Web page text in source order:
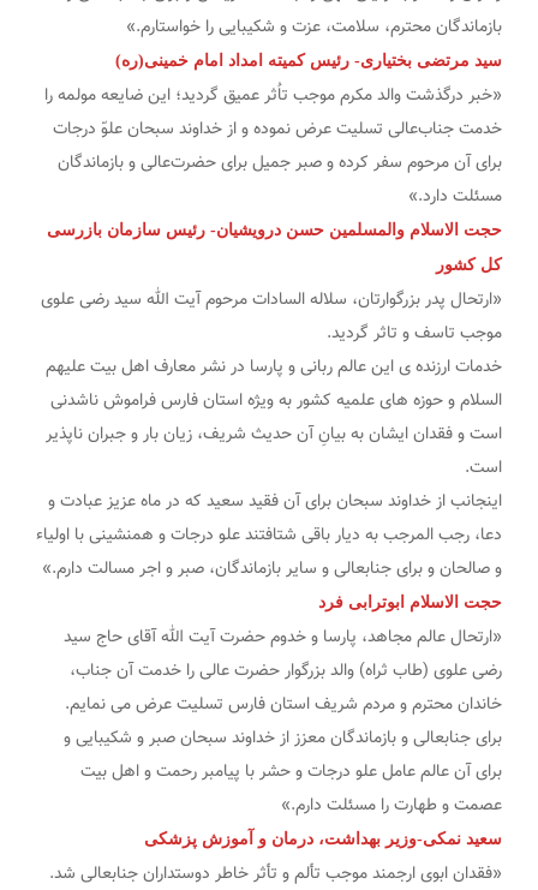
بازماندگان محترم، سلامت، عزت و شکیبایی را خواستارم.»
سید مرتضی بختیاری- رئیس کمیته امداد امام خمینی(ره)
«خبر درگذشت والد مکرم موجب تاُثر عمیق گردید؛ این ضایعه مولمه را
خدمت جناب‌عالی تسلیت عرض نموده و از خداوند سبحان علوّ درجات
برای آن مرحوم سفر کرده و صبر جمیل برای حضرت‌عالی و بازماندگان
مسئلت دارد.»
حجت الاسلام والمسلمین حسن درویشیان- رئیس سازمان بازرسی
کل کشور
«ارتحال پدر بزرگوارتان، سلاله السادات مرحوم آیت الله سید رضی علوی
موجب تاسف و تاثر گردید.
خدمات ارزنده ی این عالم ربانی و پارسا در نشر معارف اهل بیت علیهم
السلام و حوزه های علمیه کشور به ویژه استان فارس فراموش ناشدنی
است و فقدان ایشان به بیانِ آن حدیث شریف، زیان بار و جبران ناپذیر
است.
اینجانب از خداوند سبحان برای آن فقید سعید که در ماه عزیز عبادت و
دعا، رجب المرجب به دیار باقی شتافتند علو درجات و همنشینی با اولیاء
و صالحان و برای جنابعالی و سایر بازماندگان، صبر و اجر مسالت دارم.»
حجت الاسلام ابوترابی فرد
«ارتحال عالم مجاهد، پارسا و خدوم حضرت آیت الله آقای حاج سید
رضی علوی (طاب ثراه) والد بزرگوار حضرت عالی را خدمت آن جناب،
خاندان محترم و مردم شریف استان فارس تسلیت عرض می نمایم.
برای جنابعالی و بازماندگان معزز از خداوند سبحان صبر و شکیبایی و
برای آن عالم عامل علو درجات و حشر با پیامبر رحمت و اهل بیت
عصمت و طهارت را مسئلت دارم.»
سعید نمکی-وزیر بهداشت، درمان و آموزش پزشکی
«فقدان ابوی ارجمند موجب تألم و تأثر خاطر دوستداران جنابعالی شد.